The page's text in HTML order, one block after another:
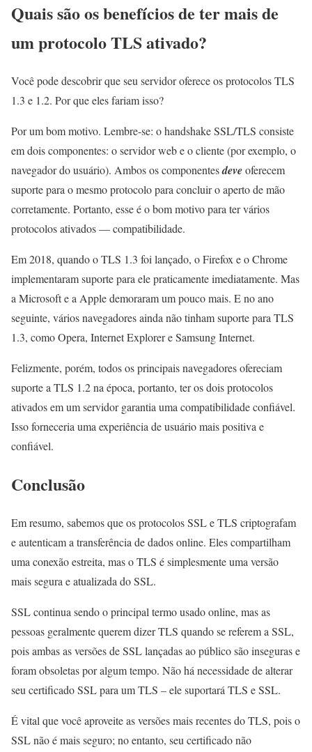
Quais são os benefícios de ter mais de
um protocolo TLS ativado?
Você pode descobrir que seu servidor oferece os protocolos TLS
1.3 e 1.2. Por que eles fariam isso?
Por um bom motivo. Lembre-se: o handshake SSL/TLS consiste
em dois componentes: o servidor web e o cliente (por exemplo, o
navegador do usuário). Ambos os componentesdeveoferecem
suporte para o mesmo protocolo para concluir o aperto de mão
corretamente. Portanto, esse é o bom motivo para ter vários
protocolos ativados — compatibilidade.
Em 2018, quando o TLS 1.3 foi lançado, o Firefox e o Chrome
implementaram suporte para ele praticamente imediatamente. Mas
a Microsoft e a Apple demoraram um pouco mais. E no ano
seguinte, vários navegadores ainda não tinham suporte para TLS
1.3, como Opera, Internet Explorer e Samsung Internet.
Felizmente, porém, todos os principais navegadores ofereciam
suporte a TLS 1.2 na época, portanto, ter os dois protocolos
ativados em um servidor garantia uma compatibilidade confiável.
Isso forneceria uma experiência de usuário mais positiva e
confiável.
Conclusão
Em resumo, sabemos que os protocolos SSL e TLS criptografam
e autenticam a transferência de dados online. Eles compartilham
uma conexão estreita, mas o TLS é simplesmente uma versão
mais segura e atualizada do SSL.
SSL continua sendo o principal termo usado online, mas as
pessoas geralmente querem dizer TLS quando se referem a SSL,
pois ambas as versões de SSL lançadas ao público são inseguras e
foram obsoletas por algum tempo. Não há necessidade de alterar
seu certificado SSL para um TLS – ele suportará TLS e SSL.
É vital que você aproveite as versões mais recentes do TLS, pois o
SSL não é mais seguro; no entanto, seu certificado não